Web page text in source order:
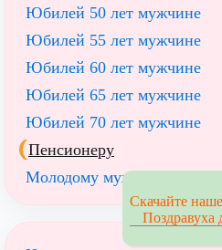
Юбилей 50 лет мужчине
Юбилей 55 лет мужчине
Юбилей 60 лет мужчине
Юбилей 65 лет мужчине
Юбилей 70 лет мужчине
Пенсионеру
Молодому мужчине
Скачайте
Поздравуха